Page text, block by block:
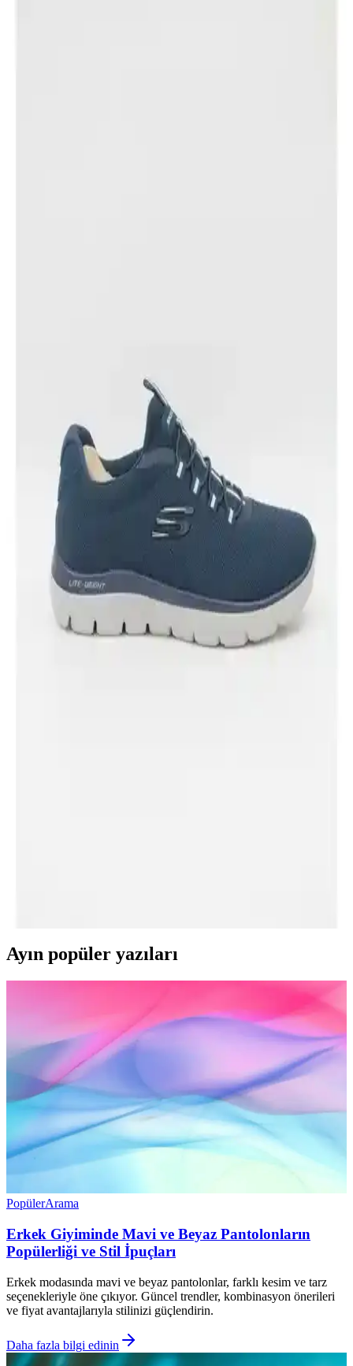
Karşılaştırması ve Kullanıcı Yorumları
İki popüler model olan New Balance 408 ve 530'un özellikleri,
kullanıcı yorumları ve performans karşılaştırmasıyla ilgili detaylar
Nike Air Max 270 ve Nike Air Max SC Erkek
Günlük Spor Ayakkabı Karşılaştırması
Bu makalede Nike Air Max 270 ve Nike Air Max SC erkek spor
ayakkabılarının malzeme, konfor, dayanıklılık ve tasarım açısından
detaylı karşılaştırması yapılıyor.
Slazenger OMEGA IN ve POINT NEW I Erkek
Sneaker Karşılaştırması: Malzeme, Konfor ve
Dayanıklılık Analizi
İki popüler Slazenger erkek sneaker modeli olan OMEGA IN ve
Ayın popüler yazıları
PopülerArama
Erkek Giyiminde Mavi ve Beyaz Pantolonların
Popülerliği ve Stil İpuçları
Erkek modasında mavi ve beyaz pantolonlar, farklı kesim ve tarz
seçenekleriyle öne çıkıyor. Güncel trendler, kombinasyon önerileri
ve fiyat avantajlarıyla stilinizi güçlendirin.
Daha fazla bilgi edinin